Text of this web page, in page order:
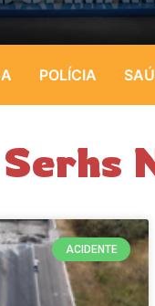
POLÍCIA
ACIDENTE